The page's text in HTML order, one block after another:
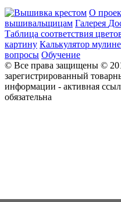
О
вышивальщицам Галерея
Таблица соответствия
картину Калькулятор мулине
вопросы Обучение
© Все права защищены ©
зарегистрированный
информации - активная
обязательна